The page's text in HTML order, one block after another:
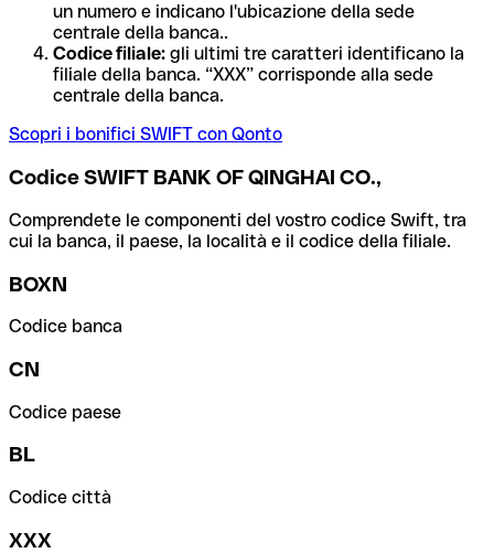
un numero e indicano l'ubicazione della sede
centrale della banca..
Codice filiale: gli ultimi tre caratteri identificano la
filiale della banca. “XXX” corrisponde alla sede
centrale della banca.
Scopri i bonifici SWIFT con Qonto
Codice SWIFT BANK OF QINGHAI CO.,
Comprendete le componenti del vostro codice Swift, tra
cui la banca, il paese, la località e il codice della filiale.
BOXN
Codice banca
CN
Codice paese
BL
Codice città
XXX